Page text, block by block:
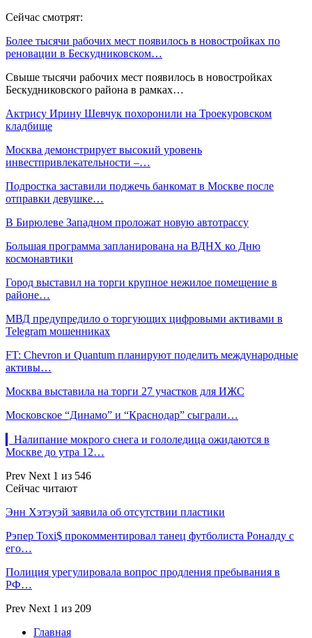
Сейчас смотрят:
Более тысячи рабочих мест появилось в новостройках по
реновации в Бескудниковском…
Свыше тысячи рабочих мест появилось в новостройках
Бескудниковского района в рамках…
Актрису Ирину Шевчук похоронили на Троекуровском
кладбище
Москва демонстрирует высокий уровень
инвестпривлекательности –…
Подростка заставили поджечь банкомат в Москве после
отправки девушке…
В Бирюлеве Западном проложат новую автотрассу
Большая программа запланирована на ВДНХ ко Дню
космонавтики
Город выставил на торги крупное нежилое помещение в
районе…
МВД предупредило о торгующих цифровыми активами в
Telegram мошенниках
FT: Chevron и Quantum планируют поделить международные
активы…
Москва выставила на торги 27 участков для ИЖС
Московское “Динамо” и “Краснодар” сыграли…
▎Налипание мокрого снега и гололедица ожидаются в
Москве до утра 12…
Prev Next 1 из 546
Сейчас читают
Энн Хэтэуэй заявила об отсутствии пластики
Рэпер Toxi$ прокомментировал танец футболиста Роналду с
его…
Полиция урегулировала вопрос продления пребывания в
РФ…
Prev Next 1 из 209
Главная